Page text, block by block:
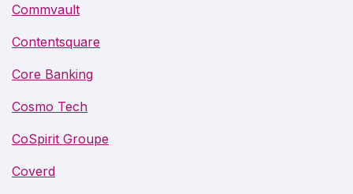
Commvault
Contentsquare
Core Banking
Cosmo Tech
CoSpirit Groupe
Coverd